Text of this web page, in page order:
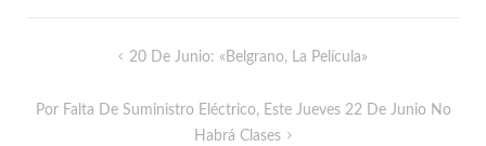
20 De Junio: «Belgrano, La Película»
Por Falta De Suministro Eléctrico, Este Jueves 22 De Junio No
Habrá Clases